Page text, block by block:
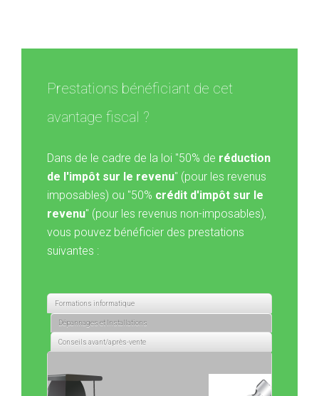
Prestations bénéficiant de cet
avantage fiscal ?
Dans de le cadre de la loi "50% de réduction
de l'impôt sur le revenu" (pour les revenus
imposables) ou "50% crédit d'impôt sur le
revenu" (pour les revenus non-imposables),
vous pouvez bénéficier des prestations
suivantes :
Formations informatique
Dépannages et Installations
Conseils avant/après-vente